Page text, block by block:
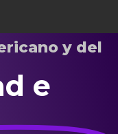
y del
e